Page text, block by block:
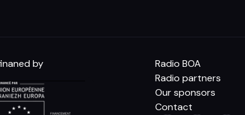
by
Radio BOA
Radio partners
Our sponsors
Contact